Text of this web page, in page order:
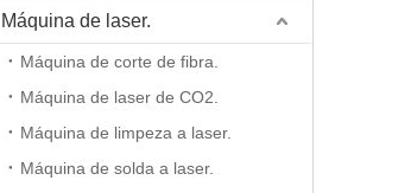
Máquina de laser.
Máquina de corte de fibra.
Máquina de laser de CO2.
Máquina de limpeza a laser.
Máquina de solda a laser.